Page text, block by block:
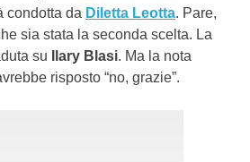
condotta da Diletta Leotta. Pare,
sia stata la seconda scelta. La
su
Ilary Blasi. Ma la nota
risposto “no, grazie”.